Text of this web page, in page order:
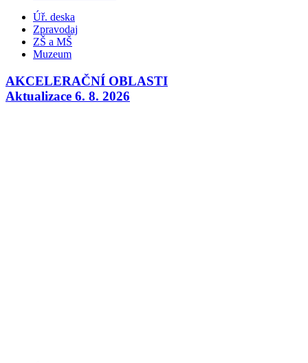
Úř. deska
Zpravodaj
ZŠ a MŠ
Muzeum
AKCELERAČNÍ OBLASTI
Aktualizace 6. 8. 2026